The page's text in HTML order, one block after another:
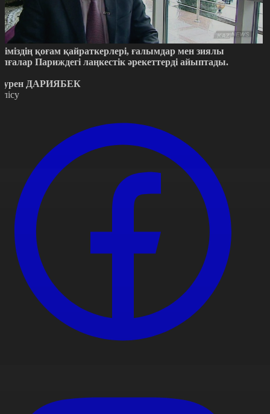
қоғам қайраткерлері, ғалымдар мен зиялы
Париждегі лаңкестік әрекеттерді айыптады.
ДАРИЯБЕК